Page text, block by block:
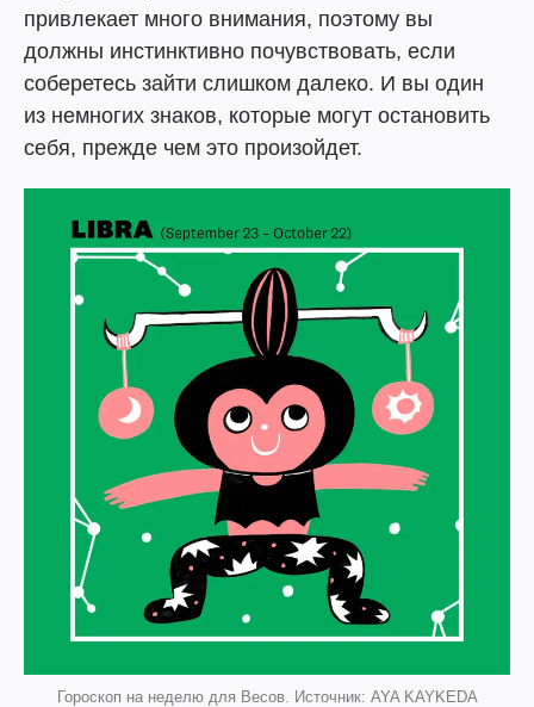
привлекает много внимания, поэтому вы
должны инстинктивно почувствовать, если
соберетесь зайти слишком далеко. И вы один
из немногих знаков, которые могут остановить
себя, прежде чем это произойдет.
Гороскоп на неделю для Весов. Источник: AYA KAYKEDA